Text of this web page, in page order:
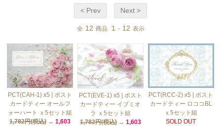
< Prev Next >
全 12 商品 1 - 12 表示
PCT(CAH-1) x5 | ポスト
カードティー オールフ
ォーハート ｘ5セット組
1,782円(税込)→1,603
PCT(EVE-1) x5 | ポスト
カードティー イブミオ
ラ ｘ5セット組
1,782円(税込)→ 1,603
PCT(RCC-2) x5 | ポスト
カードティー ロココBL
ｘ5セット組
SOLD OUT